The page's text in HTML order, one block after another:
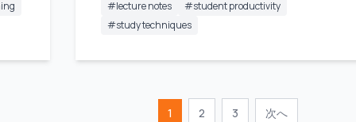
#lecture notes #student productivity
#study techniques
1 2 3 次へ